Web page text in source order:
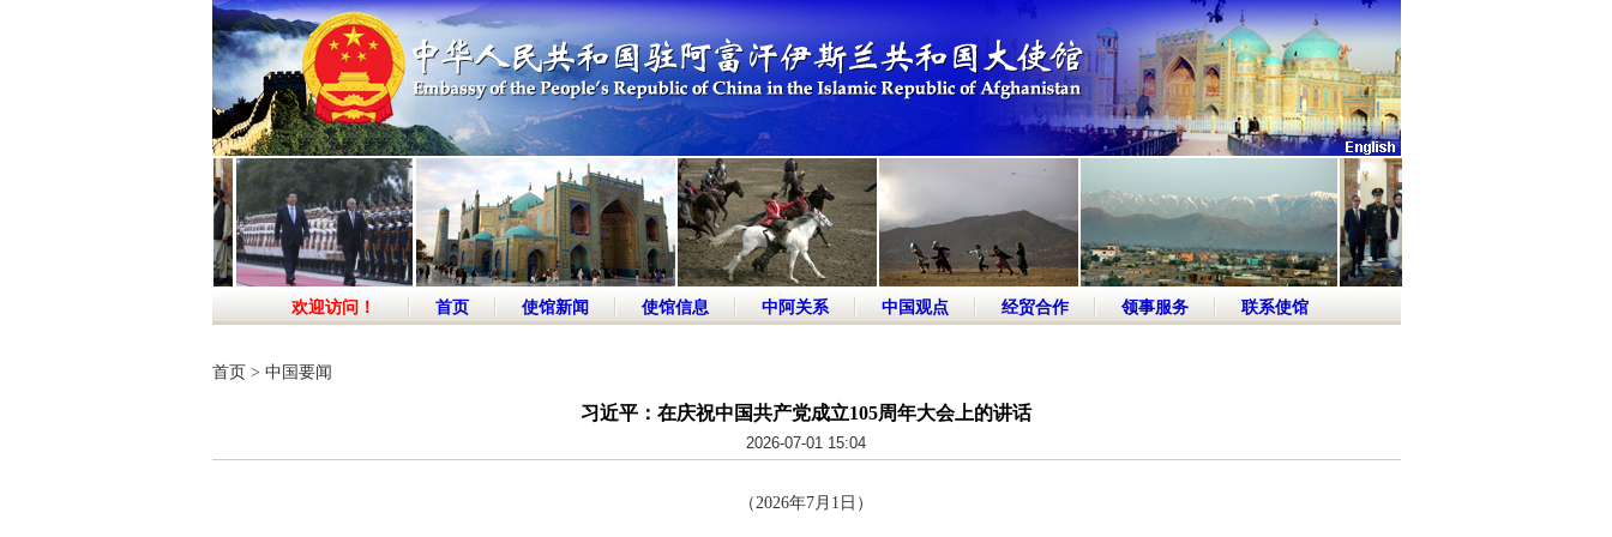
欢迎访问！ 首页 使馆新闻 使馆信息 中阿关系 中国观点 经贸合作 领事服务 联系使馆
首页 > 中国要闻
​习近平：在庆祝中国共产党成立105周年大会上的讲话
2026-07-01 15:04
（2026年7月1日）